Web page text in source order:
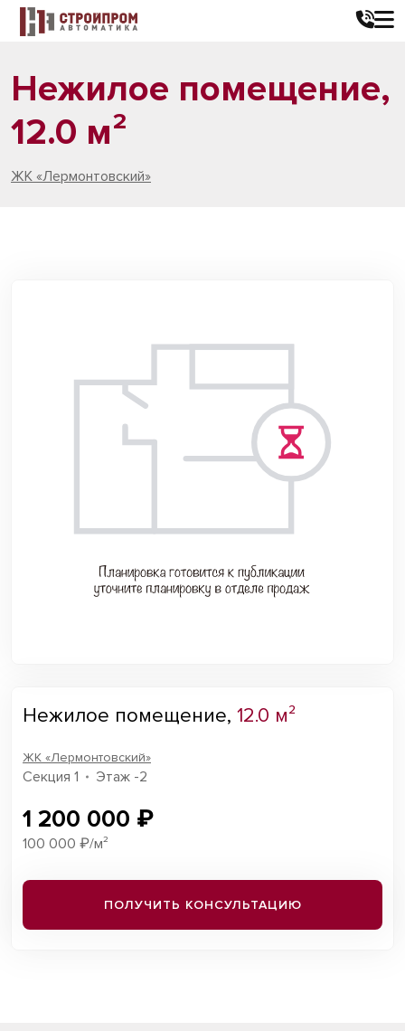
Нежилое помещение,
12.0 м²
ЖК «Лермонтовский»
Нежилое помещение, 12.0 м²
ЖК «Лермонтовский»
Секция 1 Этаж -2
1 200 000 ₽
100 000 ₽/м²
ПОЛУЧИТЬ КОНСУЛЬТАЦИЮ